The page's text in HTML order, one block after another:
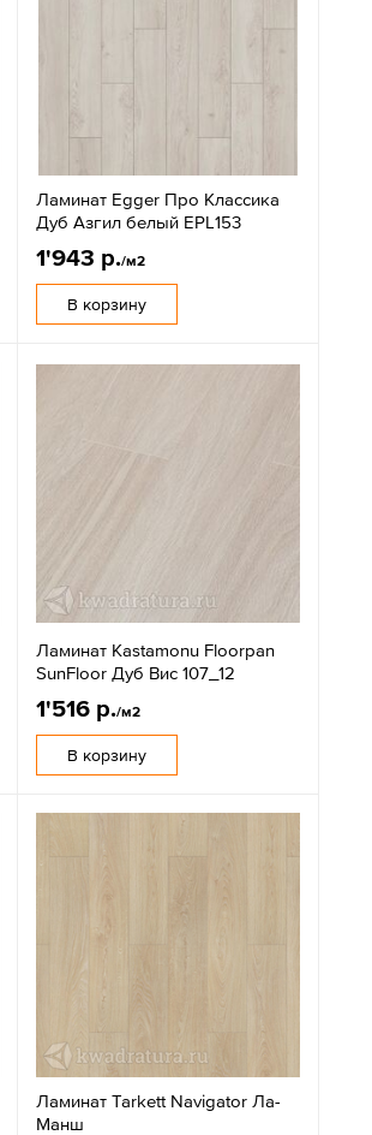
Ламинат Egger Про Классика
Дуб Азгил белый EPL153
1'943 р./м2
В корзину
Ламинат Kastamonu Floorpan
SunFloor Дуб Вис 107_12
1'516 р./м2
В корзину
Ламинат Tarkett Navigator Ла-
Манш